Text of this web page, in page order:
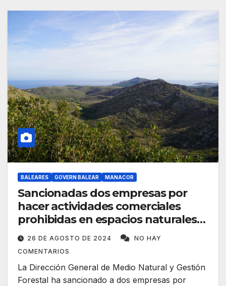
BALEARES GOVERN BALEAR MANACOR
Sancionadas dos empresas por
hacer actividades comerciales
prohibidas en espacios naturales
protegidos
26 DE AGOSTO DE 2024
NO HAY
COMENTARIOS
La Dirección General de Medio Natural y Gestión
Forestal ha sancionado a dos empresas por